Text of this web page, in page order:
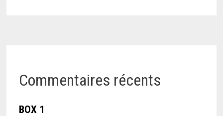
Commentaires récents
BOX 1